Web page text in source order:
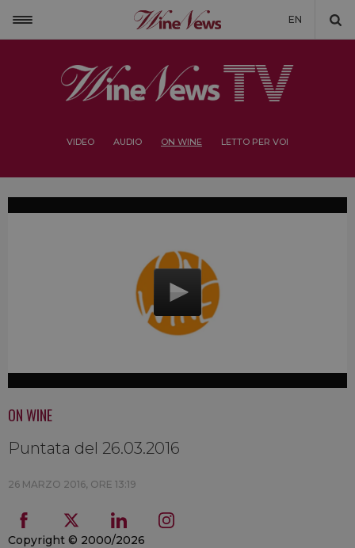
EN
VIDEO AUDIO ON WINE LETTO PER VOI
ON WINE
Puntata del 26.03.2016
26 MARZO 2016, ORE 13:19
Copyright © 2000/2026